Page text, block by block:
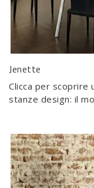
Jenette
Clicca per scoprire
stanze design: il